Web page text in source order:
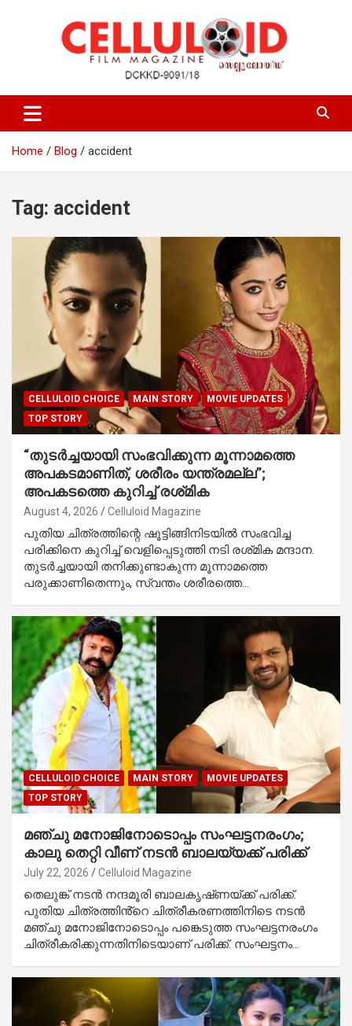
celluloid
Home Blog accident
Tag: accident
CELLULOID CHOICE MAIN STORY
MOVIE UPDATES
TOP STORY
“തുടർച്ചയായി സംഭവിക്കുന്ന മൂന്നാമത്തെ
അപകടമാണിത്, ശരീരം യന്ത്രമല്ല”;
അപകടത്തെ കുറിച്ച് രശ്‌മിക
August 4, 2026 Celluloid Magazine
പുതിയ ചിത്രത്തിന്റെ ഷൂട്ടിങ്ങിനിടയിൽ സംഭവിച്ച
പരിക്കിനെ കുറിച്ച് വെളിപ്പെടുത്തി നടി രശ്‌മിക മന്ദാന.
തുടർച്ചയായി തനിക്കുണ്ടാകുന്ന മൂന്നാമത്തെ
പരുക്കാണിതെന്നും, സ്വന്തം ശരീരത്തെ…
CELLULOID CHOICE MAIN STORY
MOVIE UPDATES
TOP STORY
മഞ്ചു മനോജിനോടൊപ്പം സംഘട്ടനരംഗം;
കാലു തെറ്റി വീണ് നടൻ ബാലയ്യക്ക് പരിക്ക്
July 22, 2026 Celluloid Magazine
തെലുങ്ക് നടൻ നന്ദമൂരി ബാലകൃഷ്‌ണയ്ക്ക് പരിക്ക്.
പുതിയ ചിത്രത്തിൻ്റെ ചിത്രീകരണത്തിനിടെ നടൻ
മഞ്ചു മനോജിനോടൊപ്പം പങ്കെടുത്ത സംഘട്ടനരംഗം
ചിത്രീകരിക്കുന്നതിനിടെയാണ് പരിക്ക്. സംഘട്ടനം…